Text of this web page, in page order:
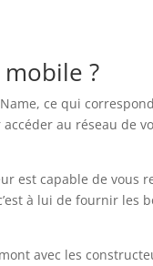
mobile ?
Name, ce qui
au réseau de
est capable de vous
à lui de fournir
avec les